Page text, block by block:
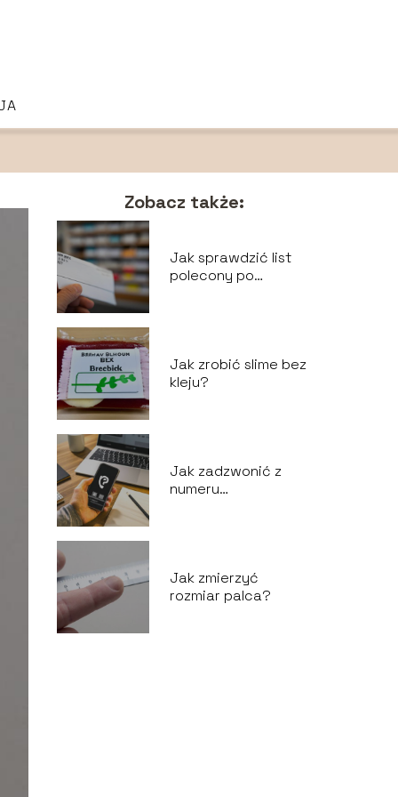
Zobacz także:
Jak sprawdzić list
polecony po
Jak zrobić slime bez
kleju?
Jak zadzwonić z
numeru
Jak zmierzyć
rozmiar palca?